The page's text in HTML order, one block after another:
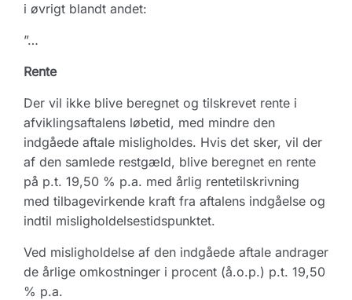
i øvrigt blandt andet:
”…
Rente
Der vil ikke blive beregnet og tilskrevet rente i
afviklingsaftalens løbetid, med mindre den
indgåede aftale misligholdes. Hvis det sker, vil der
af den samlede restgæld, blive beregnet en rente
på p.t. 19,50 % p.a. med årlig rentetilskrivning
med tilbagevirkende kraft fra aftalens indgåelse og
indtil misligholdelsestidspunktet.
Ved misligholdelse af den indgåede aftale andrager
de årlige omkostninger i procent (å.o.p.) p.t. 19,50
% p.a.